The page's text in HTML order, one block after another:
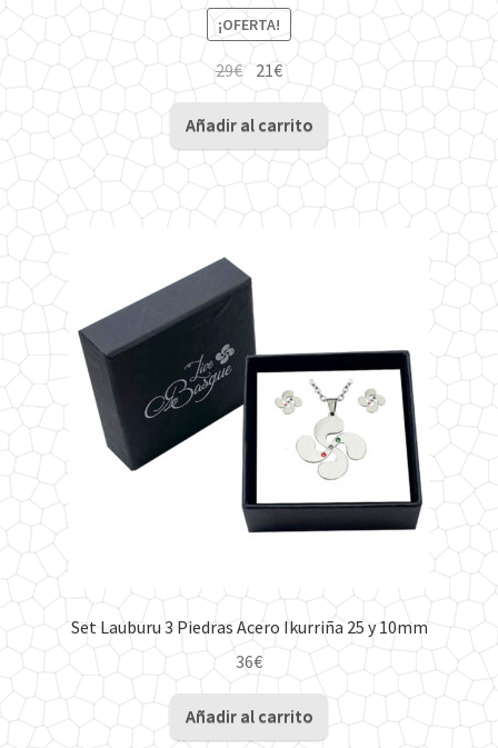
¡OFERTA!
29€El
precio
original
era:
29€.
21€El
precio
actual
es:
21€.
Añadir al carrito
Set Lauburu 3 Piedras Acero Ikurriña 25 y 10mm
36€
Añadir al carrito